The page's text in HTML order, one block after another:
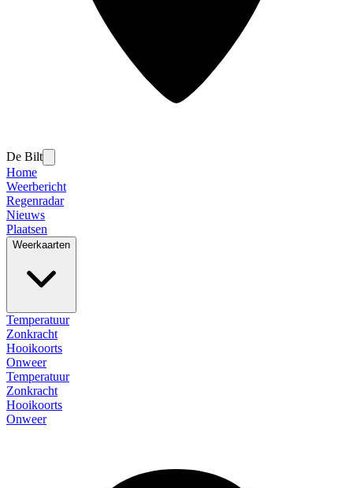
De Bilt
Home
Weerbericht
Regenradar
Nieuws
Plaatsen
Weerkaarten
Temperatuur
Zonkracht
Hooikoorts
Onweer
Temperatuur
Zonkracht
Hooikoorts
Onweer